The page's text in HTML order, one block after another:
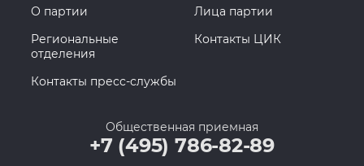
О партии
Лица партии
Региональные
отделения
Контакты ЦИК
Контакты пресс-службы
Общественная приемная
+7 (495) 786-82-89